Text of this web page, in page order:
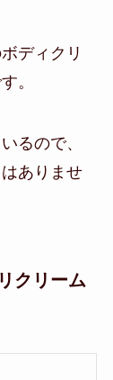
ディクリ
。
るので、
ありませ
クリーム